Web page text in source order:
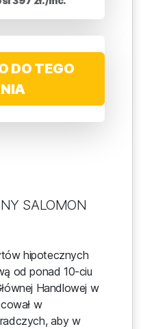
DO TEGO
SALOMON
hipotecznych
od ponad 10-ciu
Handlowej w
w
aby w